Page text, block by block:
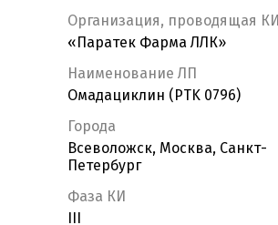
Организация, проводящая КИ
«Паратек Фарма ЛЛК»
Наименование ЛП
Омадациклин (PTK 0796)
Города
Всеволожск, Москва, Санкт-
Петербург
Фаза КИ